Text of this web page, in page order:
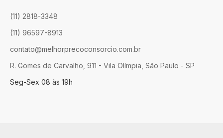
(11) 2818-3348
(11) 96597-8913
contato@melhorprecoconsorcio.com.br
R. Gomes de Carvalho, 911 - Vila Olímpia, São Paulo - SP
Seg-Sex 08 às 19h